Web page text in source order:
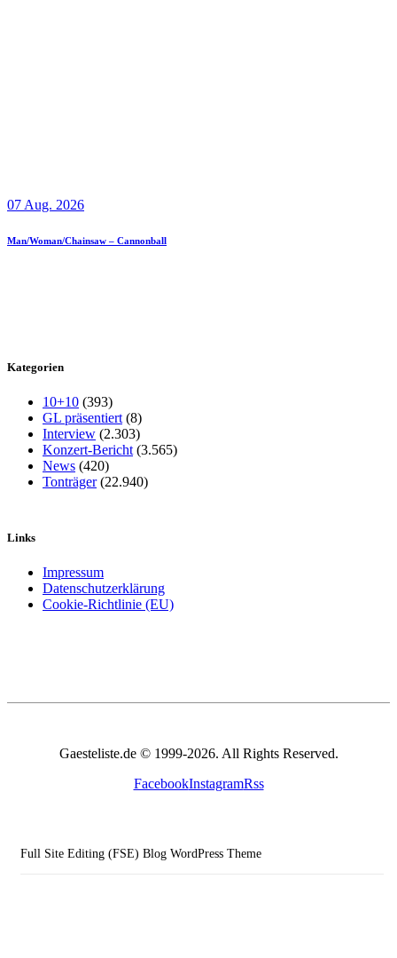
07 Aug. 2026
Man/Woman/Chainsaw – Cannonball
Kategorien
10+10 (393)
GL präsentiert (8)
Interview (2.303)
Konzert-Bericht (3.565)
News (420)
Tonträger(22.940)
Links
Impressum
Datenschutzerklärung
Cookie-Richtlinie (EU)
Gaesteliste.de © 1999-2026. All Rights Reserved.
FacebookInstagramRss
Full Site Editing (FSE) Blog WordPress Theme